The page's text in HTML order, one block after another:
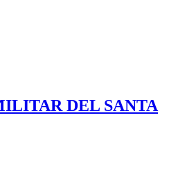
DEL SANTA